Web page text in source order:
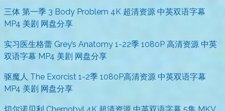
三体 第一季 3 Body Problem 4K 超清资源 中英双语字幕
MP4 美剧 网盘分享
实习医生格蕾 Grey’s Anatomy 1-22季 1080P 高清资源 中英
双语字幕 MP4 美剧 网盘分享
驱魔人 The Exorcist 1-2季 1080P高清资源 中英双语字幕
MP4 美剧 网盘分享